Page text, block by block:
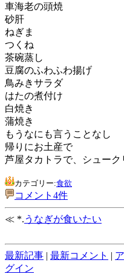
車海老の頭焼
砂肝
ねぎま
つくね
茶碗蒸し
豆腐のふわふわ揚げ
鳥みきサラダ
はたの煮付け
白焼き
蒲焼き
もうなにも言うことなし
帰りにお土産で
芦屋タカトラで、シューク
カテゴリー:食欲
コメント4件
≪ *. うなぎが食いたい
最新記事 | 最新コメント |
グイン